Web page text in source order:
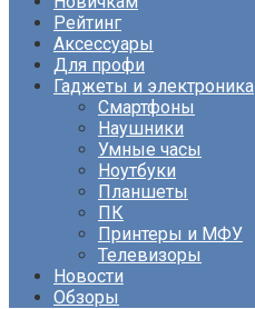
Рейтинг
Аксессуары
Для профи
Гаджеты и электроника
Смартфоны
Наушники
Умные часы
Ноутбуки
Планшеты
ПК
Принтеры и МФУ
Телевизоры
Новости
Обзоры